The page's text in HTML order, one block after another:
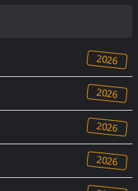
2026
2026
2026
2026